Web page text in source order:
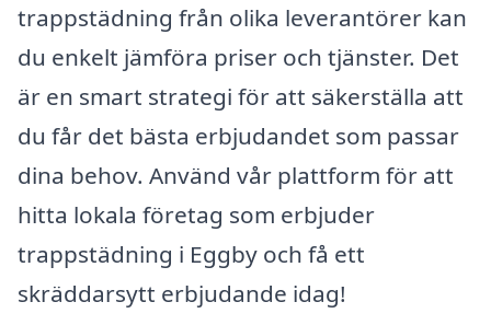
trappstädning från olika leverantörer kan
du enkelt jämföra priser och tjänster. Det
är en smart strategi för att säkerställa att
du får det bästa erbjudandet som passar
dina behov. Använd vår plattform för att
hitta lokala företag som erbjuder
trappstädning i Eggby och få ett
skräddarsytt erbjudande idag!